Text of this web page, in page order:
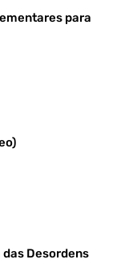
para
das Desordens